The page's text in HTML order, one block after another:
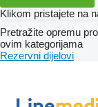
Klikom pristajete na
Pretražite opremu
ovim kategorijama
Rezervni dijelovi